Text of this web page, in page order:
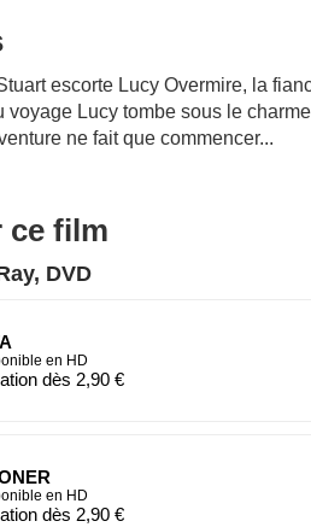
escorte Lucy Overmire, la
voyage Lucy tombe sous le
ne fait que commencer...
ce film
DVD
en HD
dès 2,90 €
en HD
dès 2,90 €